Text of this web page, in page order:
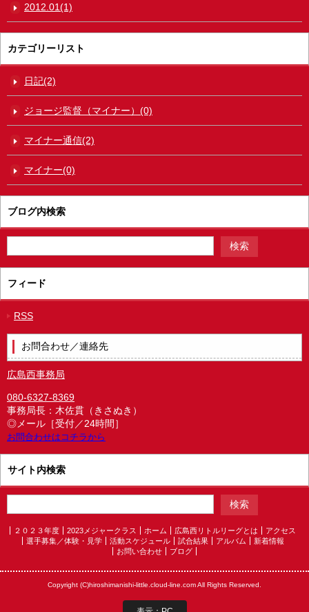
2012.01(1)
カテゴリーリスト
日記(2)
ジョージ監督（マイナー）(0)
マイナー通信(2)
マイナー(0)
ブログ内検索
フィード
RSS
お問合わせ／連絡先
広島西事務局
080-6327-8369
事務局長：木佐貫（きさぬき）
◎メール［受付／24時間］
お問合わせはコチラから
サイト内検索
２０２３年度 2023メジャークラス ホーム 広島西リトルリーグとは
アクセス
選手募集／体験・見学
活動スケジュール 試合結果 アルバム
新着情報
お問い合わせ
ブログ
Copyright (C)hiroshimanishi-little.cloud-line.com All Rights Reserved.